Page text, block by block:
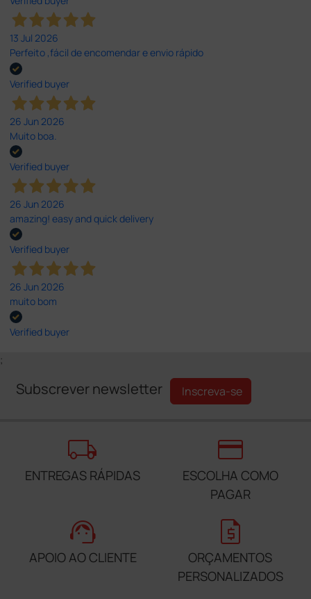
13 Jul 2026
Perfeito ,fácil de encomendar e envio rápido
Verified buyer
26 Jun 2026
Muito boa.
Verified buyer
26 Jun 2026
amazing! easy and quick delivery
Verified buyer
26 Jun 2026
muito bom
Verified buyer
;
Subscrever newsletter Inscreva-se
local_shipping
ENTREGAS RÁPIDAS
credit_card
ESCOLHA COMO
PAGAR
support_agent
APOIO AO CLIENTE
request_quote
ORÇAMENTOS
PERSONALIZADOS